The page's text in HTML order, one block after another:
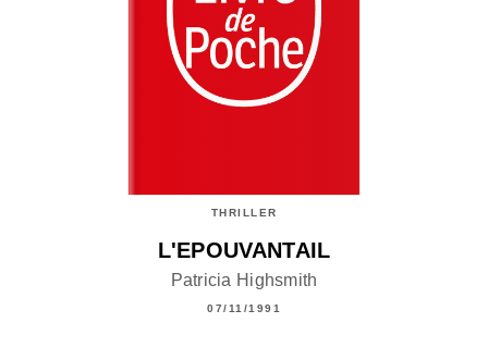
THRILLER
L'EPOUVANTAIL
Patricia Highsmith
07/11/1991